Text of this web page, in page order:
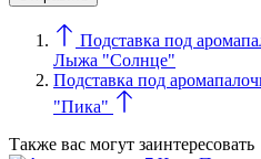
Подставка под
Лыжа "Солнце"
Подставка под
"Пика"
Также вас могут заинтересовать